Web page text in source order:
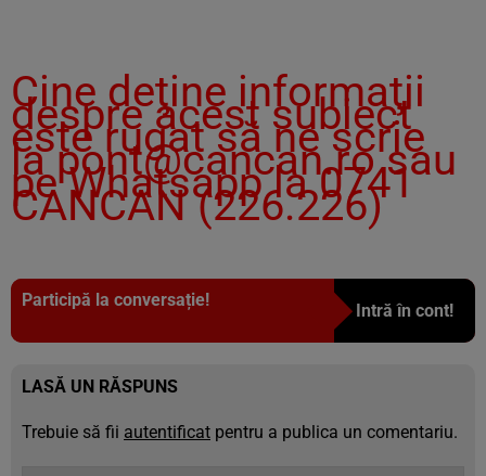
Cine deţine informaţii
despre acest subiect
este rugat să ne scrie
lapont@cancan.rosau
pe Whatsapp la 0741
CANCAN (226.226)
Participă la conversație!
Intră în cont!
LASĂ UN RĂSPUNS
Trebuie să fii autentificat pentru a publica un comentariu.